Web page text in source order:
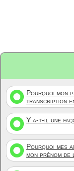
Pourquoi mon
transcription
Y a-t-il une
Pourquoi mes
mon prénom